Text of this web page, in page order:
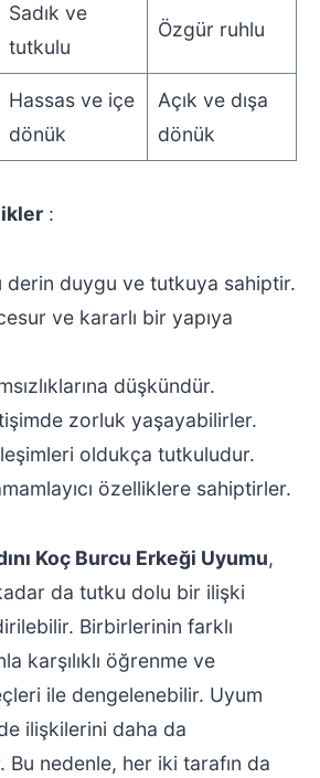
Sadık ve
tutkulu
Özgür ruhlu
Hassas ve içe
dönük
Açık ve dışa
dönük
:
derin duygu ve tutkuya sahiptir.
ve kararlı bir yapıya
düşkündür.
zorluk yaşayabilirler.
oldukça tutkuludur.
özelliklere sahiptirler.
Koç Burcu Erkeği Uyumu,
da tutku dolu bir ilişki
Birbirlerinin farklı
karşılıklı öğrenme ve
ile dengelenebilir. Uyum
ilişkilerini daha da
nedenle, her iki tarafın da